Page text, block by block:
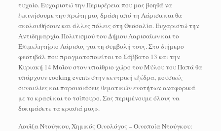
τυχαίο. Ευχαριστώ την Περιφέρεια που μας βοηθά να
ξεκινήσουμε την πρώτη μας δράση από τη Λάρισα και θα
ακολουθήσουν και άλλες πόλεις στη Θεσσαλία. Ευχαριστώ την
Αντιδημαρχία Πολιτισμού του Δήμου Λαρισαίων και το
Επιμελητήριο Λάρισας για τη συμβολή τους. Στο διήμερο
φεστιβάλ που πραγματοποιείται το Σάββατο 13 και την
Κυριακή 14 Μαΐου στον υπαίθριο χώρο του Μύλου του Παπά θα
υπάρχουν cooking events στην κεντρική εξέδρα, μουσικές
συναυλίες και παρουσιάσεις θεματικών ενοτήτων αναφορικά
με το κρασί και το τσίπουρο. Σας περιμένουμε όλους να
δοκιμάσετε τα κρασιά μας».
Λουΐζα Ντούγκου, Χημικός Οινολόγος – Οινοποία Ντούγκου: